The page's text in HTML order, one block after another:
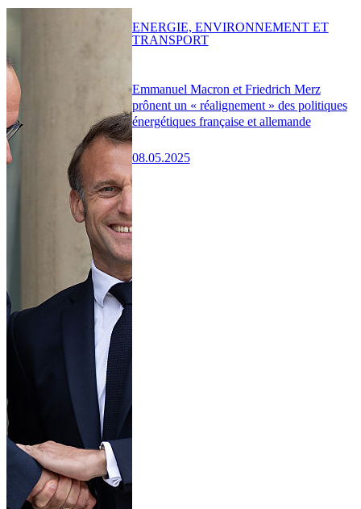
Emmanuel Macron et Friedrich Merz
prônent un « réalignement » des politiques
énergétiques française et allemande
08.05.2025
ENERGIE, ENVIRONNEMENT ET
TRANSPORT